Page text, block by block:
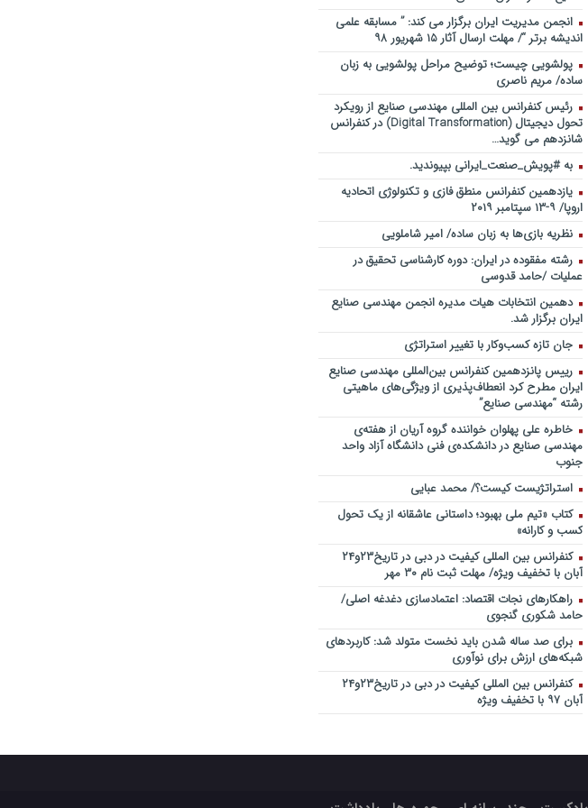
انجمن مدیریت ایران برگزار می کند: ” مسابقه علمی
اندیشه برتر “/ مهلت ارسال آثار ۱۵ شهریور ۹۸
پولشویی چیست؛ توضیح مراحل پولشویی به زبان
ساده/ مریم ناصری
رئیس کنفرانس بین المللی مهندسی صنایع از رویکرد
تحول دیجیتال (Digital Transformation) در کنفرانس
شانزدهم می گوید…
به #پویش_صنعت_ایرانی بپیوندید.
یازدهمین کنفرانس منطق فازی و تکنولوژی اتحادیه
اروپا/ ۹-۱۳ سپتامبر ۲۰۱۹
نظریه بازی‌ها به زبان ساده/ امیر شاملویی
رشته مفقوده در ایران: دوره کارشناسی تحقیق در
عملیات /حامد قدوسی
دهمین انتخابات هیات مدیره انجمن مهندسی صنایع
ایران برگزار شد.
جان تازه کسب‌وکار با تغییر استراتژی
رییس پانزدهمین کنفرانس بین‌المللی مهندسی صنایع
ایران مطرح کرد انعطاف‌پذیری از ویژگی‌های ماهیتی
رشته “مهندسی صنایع”
خاطره علی پهلوان خواننده گروه آریان از هفته‌ی
مهندسی صنایع در دانشکده‌ی فنی دانشگاه آزاد واحد
جنوب
استراتژیست کیست؟‬/ محمد عبایی
کتاب «تیم ملی بهبود؛ داستانی عاشقانه از یک تحول
کسب و کارانه»
کنفرانس بین المللی کیفیت در دبی در تاریخ۲۳و۲۴
آبان با تخفیف ویژه/ مهلت ثبت نام ۳۰ مهر
راهکارهای نجات اقتصاد: اعتمادسازی دغدغه اصلی/
حامد شکوری گنجوی
برای صد ساله شدن باید نخست متولد شد: کاربردهای
شبکه‌های ارزش برای نوآوری
کنفرانس بین المللی کیفیت در دبی در تاریخ۲۳و۲۴
آبان ۹۷ با تخفیف ویژه